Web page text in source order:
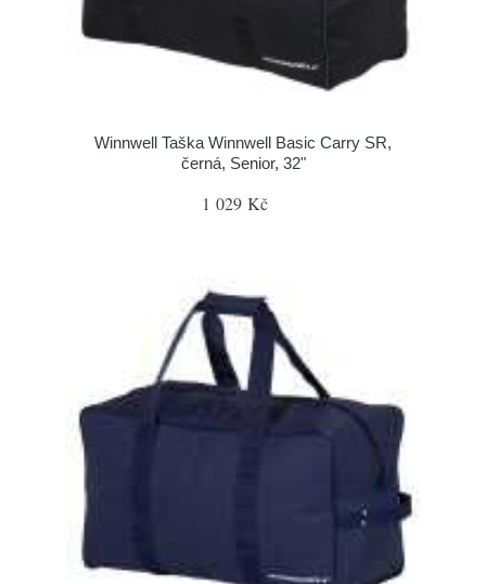
Winnwell Taška Winnwell Basic Carry SR,
černá, Senior, 32"
1 029 Kč